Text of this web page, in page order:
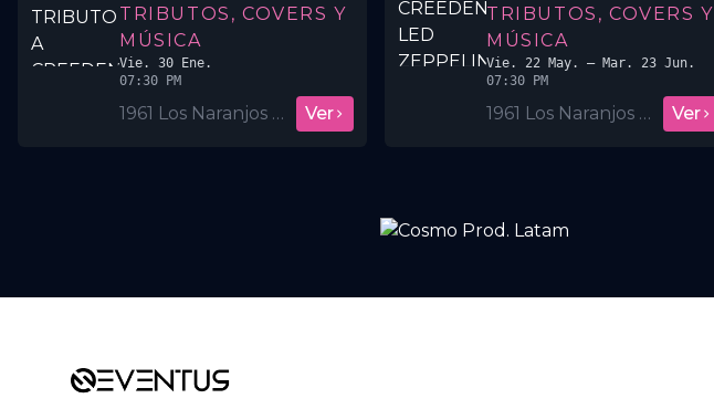
TRIBUTOS, COVERS Y
MÚSICA
Vie. 30 Ene.
07:30 PM
1961 Los Naranjos BAR & Café Ver
TRIBUTOS, COVERS Y
MÚSICA
Vie. 22 May.
– Mar. 23 Jun.
07:30 PM
1961 Los Naranjos BAR & Café Ver